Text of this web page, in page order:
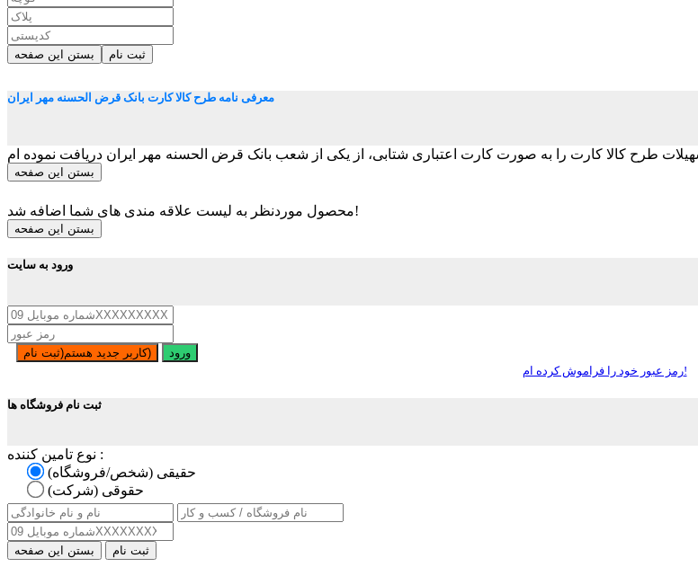
بستن این صفحه ثبت نام
معرفی نامه طرح کالا کارت بانک قرض الحسنه مهر ایران
بستن این صفحه
محصول موردنظر به لیست علاقه مندی های شما اضافه شد!
بستن این صفحه
ورود به سایت
کاربر جدید هستم(ثبت نام)
ورود
رمز عبور خود را فراموش کرده ام!
ثبت نام فروشگاه ها
نوع تامین کننده :
حقیقی (شخص/فروشگاه)
حقوقی (شرکت)
بستن این صفحه ثبت نام